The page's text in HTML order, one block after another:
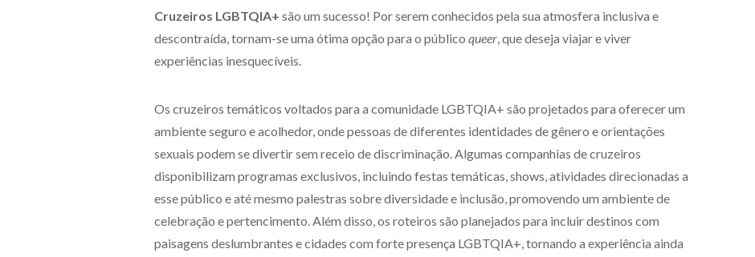
Cruzeiros LGBTQIA+ são um sucesso! Por serem conhecidos pela sua atmosfera inclusiva e
descontraída, tornam-se uma ótima opção para o público queer, que deseja viajar e viver
experiências inesquecíveis.
Os cruzeiros temáticos voltados para a comunidade LGBTQIA+ são projetados para oferecer um
ambiente seguro e acolhedor, onde pessoas de diferentes identidades de gênero e orientações
sexuais podem se divertir sem receio de discriminação. Algumas companhias de cruzeiros
disponibilizam programas exclusivos, incluindo festas temáticas, shows, atividades direcionadas a
esse público e até mesmo palestras sobre diversidade e inclusão, promovendo um ambiente de
celebração e pertencimento. Além disso, os roteiros são planejados para incluir destinos com
paisagens deslumbrantes e cidades com forte presença LGBTQIA+, tornando a experiência ainda